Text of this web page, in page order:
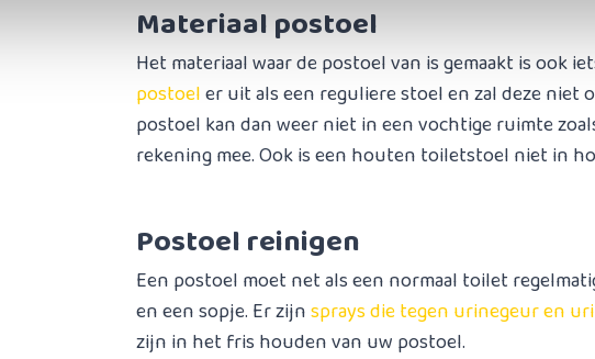
Materiaal postoel
Het materiaal waar de postoel van is gemaakt is ook
postoeler uit als een reguliere stoel en zal deze niet
postoel kan dan weer niet in een vochtige ruimte
rekening mee. Ook is een houten toiletstoel niet in
Postoel reinigen
Een postoel moet net als een normaal toilet
en een sopje. Er zijnsprays die tegen urinegeur en
zijn in het fris houden van uw postoel.